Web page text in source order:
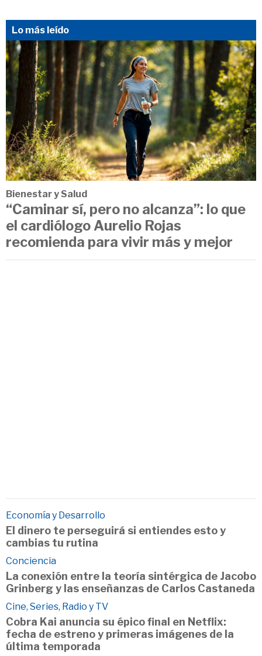
Lo más leído
Bienestar y Salud
“Caminar sí, pero no alcanza”: lo que
el cardiólogo Aurelio Rojas
recomienda para vivir más y mejor
Economía y Desarrollo
El dinero te perseguirá si entiendes esto y
cambias tu rutina
Conciencia
La conexión entre la teoría sintérgica de Jacobo
Grinberg y las enseñanzas de Carlos Castaneda
Cine, Series, Radio y TV
Cobra Kai anuncia su épico final en Netflix:
fecha de estreno y primeras imágenes de la
última temporada